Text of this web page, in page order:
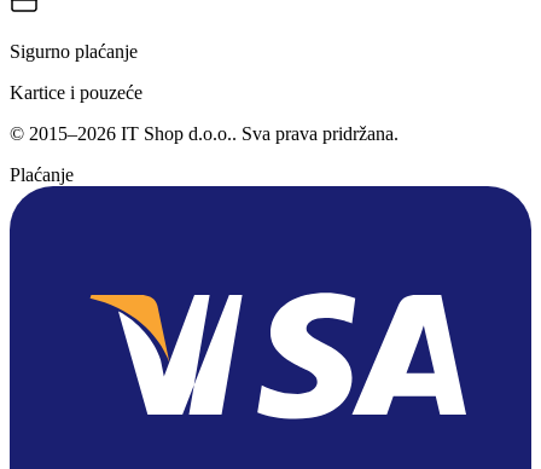
Sigurno plaćanje
Kartice i pouzeće
© 2015–2026 IT Shop d.o.o.. Sva prava pridržana.
Plaćanje